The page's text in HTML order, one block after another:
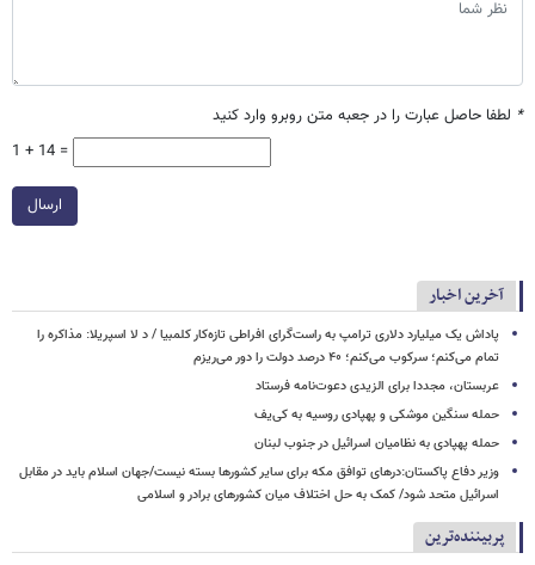
* لطفا حاصل عبارت را در جعبه متن روبرو وارد کنید
1 + 14 =
ارسال
آخرین اخبار
پاداش یک میلیارد دلاری ترامپ به راست‌گرای افراطی تازه‌کار کلمبیا / د لا اسپریلا: مذاکره را
تمام می‌کنم؛ سرکوب می‌کنم؛ ۴۰ درصد دولت را دور می‌ریزم
عربستان، مجددا برای الزیدی دعوت‌نامه فرستاد
حمله سنگین موشکی و پهپادی روسیه به کی‌یف
حمله پهپادی به نظامیان اسرائیل در جنوب لبنان
وزیر دفاع پاکستان:درهای توافق مکه برای سایر کشورها بسته نیست/جهان اسلام باید در مقابل
اسرائیل متحد شود/ کمک به حل اختلاف میان کشورهای برادر و اسلامی
پربیننده‌ترین